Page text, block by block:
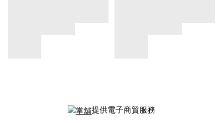
提供電子商貿服務